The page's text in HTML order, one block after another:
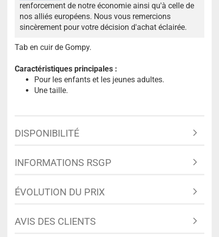
renforcement de notre économie ainsi qu'à celle de
nos alliés européens. Nous vous remercions
sincèrement pour votre décision d'achat éclairée.
Tab en cuir de Gompy.
Caractéristiques principales :
Pour les enfants et les jeunes adultes.
Une taille.
DISPONIBILITÉ
INFORMATIONS RSGP
ÉVOLUTION DU PRIX
AVIS DES CLIENTS